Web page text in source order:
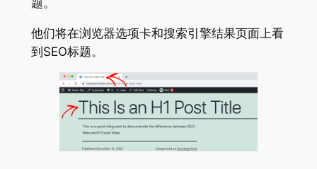
他们将在浏览器选项卡和搜索引擎结果页面上看
到SEO标题。